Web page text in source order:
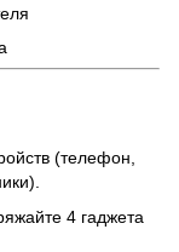
(телефон,
4 гаджета